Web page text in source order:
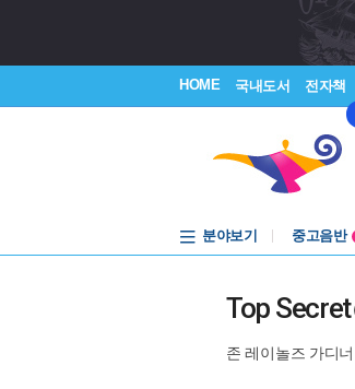
HOME 국내도서 전자책
분야보기
중고음반
1천원부터
Top Secret
존 레이놀즈 가디너